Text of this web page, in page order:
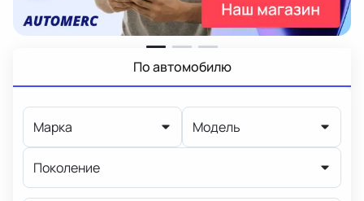
По автомобилю
Марка Модель
Поколение